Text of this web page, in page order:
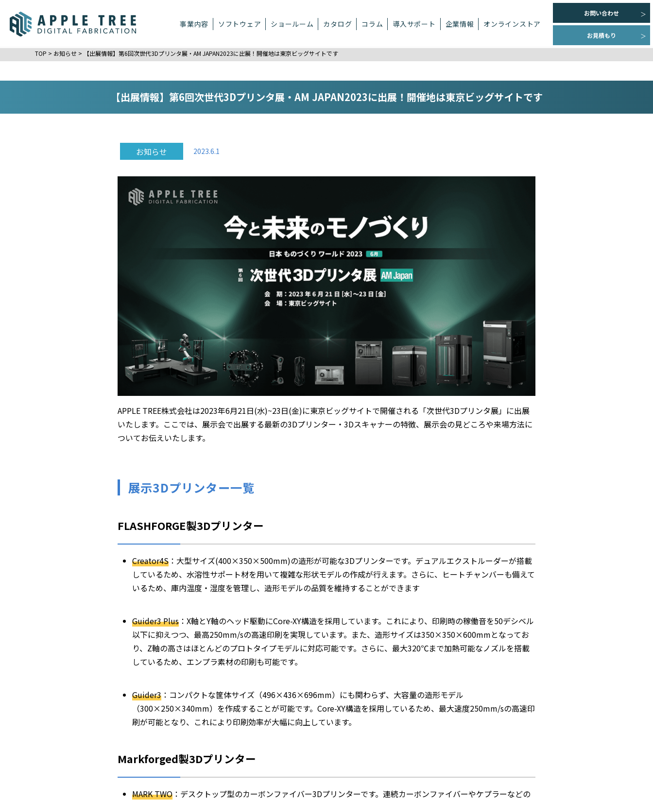
事業内容 ソフトウェア ショールーム カタログ コラム 導入サポート 企業情報 オンラインストア
お問い合わせ
お見積もり
TOP > お知らせ > 【出展情報】第6回次世代3Dプリンタ展・AM JAPAN2023に出展！開催地は東京ビッグサイトです
【出展情報】第6回次世代3Dプリンタ展・AM JAPAN2023に出展！開催地は東京ビッグサイトです
お知らせ 2023.6.1
APPLE TREE株式会社は2023年6月21日(水)~23日(金)に東京ビッグサイトで開催される「次世代3Dプリンタ展」に出展
いたします。ここでは、展示会で出展する最新の3Dプリンター・3Dスキャナーの特徴、展示会の見どころや来場方法に
ついてお伝えいたします。
展示3Dプリンター一覧
FLASHFORGE製3Dプリンター
Creator4S ：大型サイズ(400×350×500mm)の造形が可能な3Dプリンターです。デュアルエクストルーダーが搭載
しているため、水溶性サポート材を用いて複雑な形状モデルの作成が行えます。さらに、ヒートチャンバーも備えて
いるため、庫内温度・湿度を管理し、造形モデルの品質を維持することができます
Guider3 Plus ：X軸とY軸のヘッド駆動にCore-XY構造を採用しています。これにより、印刷時の稼働音を50デシベル
以下に抑えつつ、最高250mm/sの高速印刷を実現しています。また、造形サイズは350×350×600mmとなってお
り、Z軸の高さはほとんどのプロトタイプモデルに対応可能です。さらに、最大320℃まで加熱可能なノズルを搭載
しているため、エンプラ素材の印刷も可能です。
Guider3 ：コンパクトな筐体サイズ（496×436×696mm）にも関わらず、大容量の造形モデル
（300×250×340mm）を作成することが可能です。Core-XY構造を採用しているため、最大速度250mm/sの高速印
刷が可能となり、これにより印刷効率が大幅に向上しています。
Markforged製3Dプリンター
MARK TWO ：デスクトップ型のカーボンファイバー3Dプリンターです。連続カーボンファイバーやケプラーなどの